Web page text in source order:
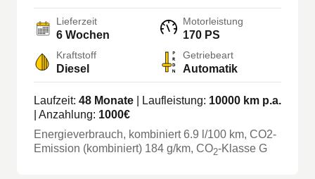
Lieferzeit
6 Wochen
Motorleistung
170 PS
Kraftstoff
Diesel
Getriebeart
Automatik
Laufzeit: 48 Monate | Laufleistung: 10000 km p.a.
| Anzahlung: 1000€
Energieverbrauch, kombiniert6.9 l/100 km, CO2-
Emission (kombiniert) 184 g/km, CO2-Klasse G